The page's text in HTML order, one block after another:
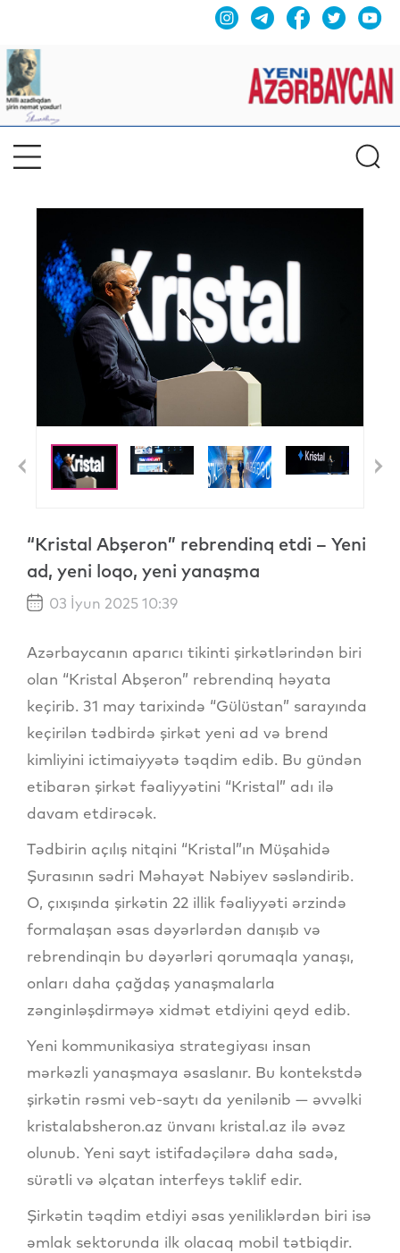
Previous
Previous
“Kristal Abşeron” rebrendinq etdi – Yeni
ad, yeni loqo, yeni yanaşma
03 İyun 2025 10:39
Azərbaycanın aparıcı tikinti şirkətlərindən biri
olan “Kristal Abşeron” rebrendinq həyata
keçirib. 31 may tarixində “Gülüstan” sarayında
keçirilən tədbirdə şirkət yeni ad və brend
kimliyini ictimaiyyətə təqdim edib. Bu gündən
etibarən şirkət fəaliyyətini “Kristal” adı ilə
davam etdirəcək.
Tədbirin açılış nitqini “Kristal”ın Müşahidə
Şurasının sədri Məhayət Nəbiyev səsləndirib.
O, çıxışında şirkətin 22 illik fəaliyyəti ərzində
formalaşan əsas dəyərlərdən danışıb və
rebrendinqin bu dəyərləri qorumaqla yanaşı,
onları daha çağdaş yanaşmalarla
zənginləşdirməyə xidmət etdiyini qeyd edib.
Yeni kommunikasiya strategiyası insan
mərkəzli yanaşmaya əsaslanır. Bu kontekstdə
şirkətin rəsmi veb-saytı da yenilənib — əvvəlki
kristalabsheron.az ünvanı kristal.az ilə əvəz
olunub. Yeni sayt istifadəçilərə daha sadə,
sürətli və əlçatan interfeys təklif edir.
Şirkətin təqdim etdiyi əsas yeniliklərdən biri isə
əmlak sektorunda ilk olacaq mobil tətbiqdir.